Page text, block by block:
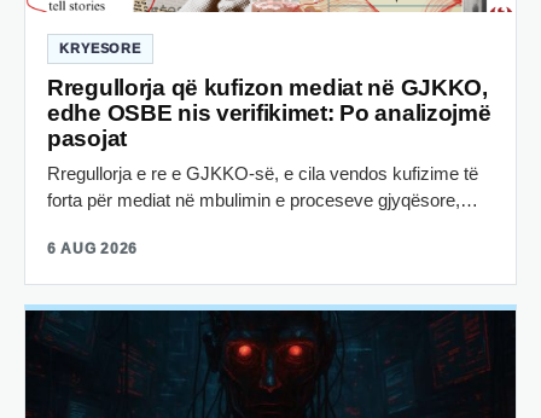
KRYESORE
Rregullorja që kufizon mediat në GJKKO,
edhe OSBE nis verifikimet: Po analizojmë
pasojat
Rregullorja e re e GJKKO-së, e cila vendos kufizime të
forta për mediat në mbulimin e proceseve gjyqësore,…
6 AUG 2026